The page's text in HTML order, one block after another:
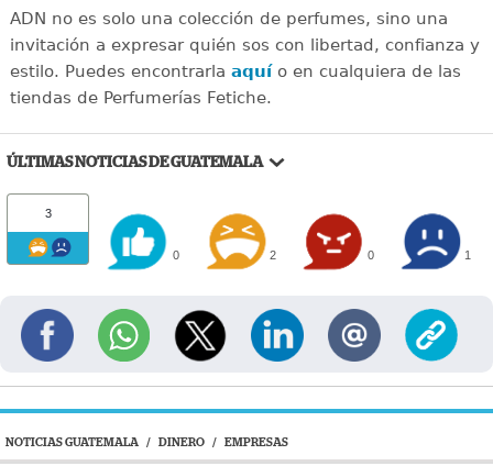
ADN no es solo una colección de perfumes, sino una
invitación a expresar quién sos con libertad, confianza y
estilo. Puedes encontrarla aquío en cualquiera de las
tiendas de Perfumerías Fetiche.
ÚLTIMAS NOTICIAS DE GUATEMALA
3
0 2 0 1
NOTICIAS GUATEMALA / DINERO / EMPRESAS